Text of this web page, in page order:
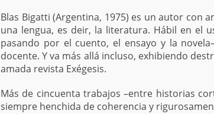
Blas Bigatti (Argentina, 1975) es un autor con
una lengua, es deir, la literatura. Hábil en el
pasando por el cuento, el ensayo y la
docente. Y va más allá incluso, exhibiendo
amada revista Exégesis.
Más de cincuenta trabajos –entre historias
siempre henchida de coherencia y